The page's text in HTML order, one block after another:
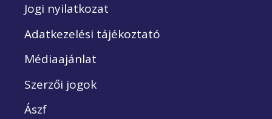
Jogi nyilatkozat
Adatkezelési tájékoztató
Médiaajánlat
Szerzői jogok
Ászf